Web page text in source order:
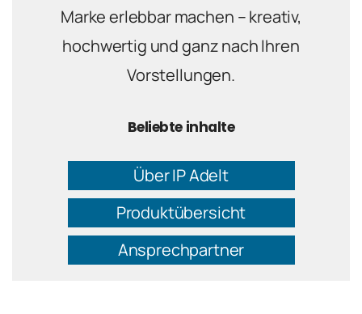
Marke erlebbar machen – kreativ,
hochwertig und ganz nach Ihren
Vorstellungen.
Beliebte inhalte
Über IP Adelt
Produktübersicht
Ansprechpartner